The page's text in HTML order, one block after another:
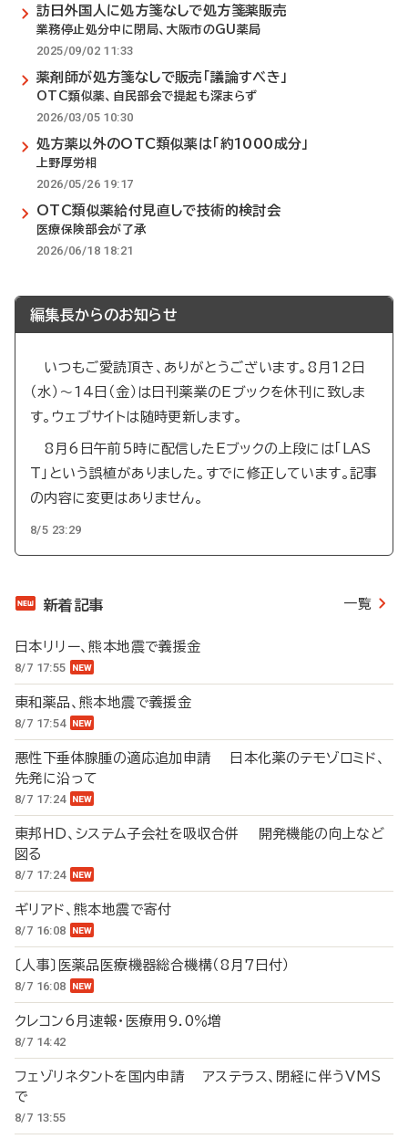
訪日外国人に処方箋なしで処方箋薬販売
業務停止処分中に閉局、大阪市のGU薬局
2025/09/02 11:33
薬剤師が処方箋なしで販売「議論すべき」
OTC類似薬、自民部会で提起も深まらず
2026/03/05 10:30
処方薬以外のOTC類似薬は「約1000成分」
上野厚労相
2026/05/26 19:17
OTC類似薬給付見直しで技術的検討会
医療保険部会が了承
2026/06/18 18:21
編集長からのお知らせ
いつもご愛読頂き、ありがとうございます。8月12日
（水）～14日（金）は日刊薬業のEブックを休刊に致しま
す。ウェブサイトは随時更新します。
8月6日午前5時に配信したEブックの上段には「LAS
T」という誤植がありました。すでに修正しています。記事
の内容に変更はありません。
8/5 23:29
新着記事 一覧
日本リリー、熊本地震で義援金
8/7 17:55
東和薬品、熊本地震で義援金
8/7 17:54
悪性下垂体腺腫の適応追加申請 日本化薬のテモゾロミド、
先発に沿って
8/7 17:24
東邦HD、システム子会社を吸収合併 開発機能の向上など
図る
8/7 17:24
ギリアド、熊本地震で寄付
8/7 16:08
〔人事〕医薬品医療機器総合機構（8月7日付）
8/7 16:08
クレコン6月速報・医療用9.0％増
8/7 14:42
フェゾリネタントを国内申請 アステラス、閉経に伴うVMS
で
8/7 13:55